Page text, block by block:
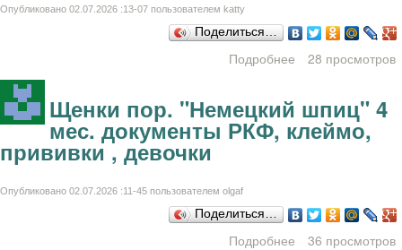
Опубликовано 02.07.2026 :13-07 пользователем katty
Поделиться…
Подробнее
о Душевая
металл. по 10 т.р.
28 просмотров
Щенки пор. "Немецкий шпиц" 4
мес. документы РКФ, клеймо,
прививки , девочки
Опубликовано 02.07.2026 :11-45 пользователем olgaf
Поделиться…
Подробнее
о Щенки пор.
36 просмотров